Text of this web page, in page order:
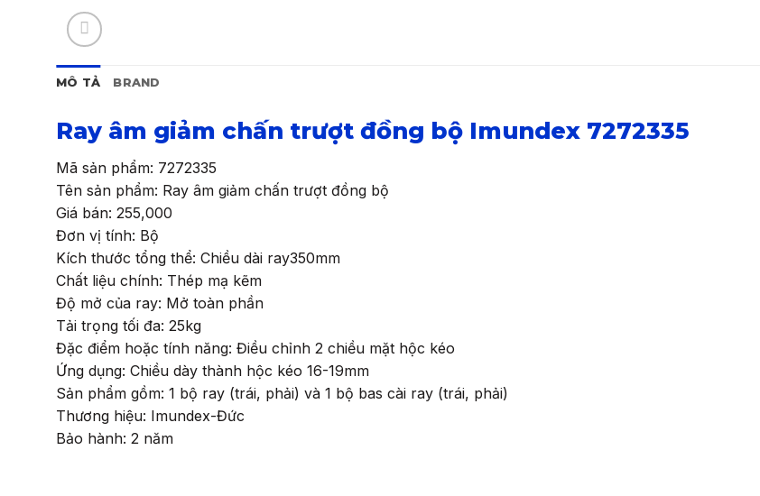
MÔ TẢ BRAND
Ray âm giảm chấn trượt đồng bộ Imundex 7272335
Mã sản phẩm: 7272335
Tên sản phẩm: Ray âm giảm chấn trượt đồng bộ
Giá bán: 255,000
Đơn vị tính: Bộ
Kích thước tổng thể: Chiều dài ray350mm
Chất liệu chính: Thép mạ kẽm
Độ mở của ray: Mở toàn phần
Tải trọng tối đa: 25kg
Đặc điểm hoặc tính năng: Điều chỉnh 2 chiều mặt hộc kéo
Ứng dụng: Chiều dày thành hộc kéo 16-19mm
Sản phẩm gồm: 1 bộ ray (trái, phải) và 1 bộ bas cài ray (trái, phải)
Thương hiệu: Imundex-Đức
Bảo hành: 2 năm